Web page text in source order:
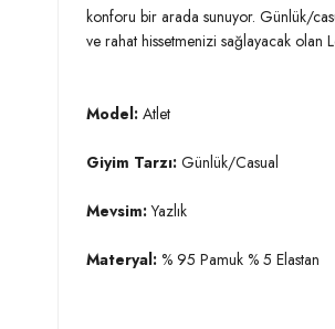
konforu bir arada sunuyor. Günlük/
ve rahat hissetmenizi sağlayacak olan
Model: Atlet
Giyim Tarzı: Günlük/Casual
Mevsim:Yazlık
Materyal: % 95 Pamuk % 5 Elastan